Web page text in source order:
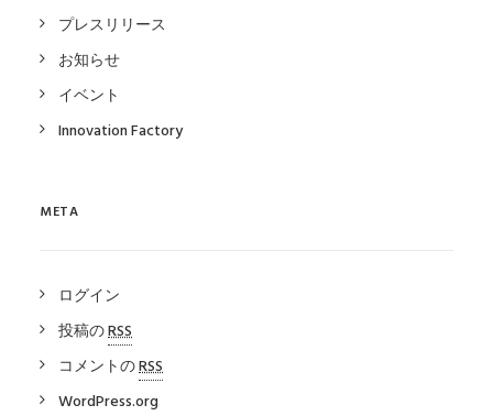
プレスリリース
お知らせ
イベント
Innovation Factory
META
ログイン
投稿のRSS
コメントのRSS
WordPress.org